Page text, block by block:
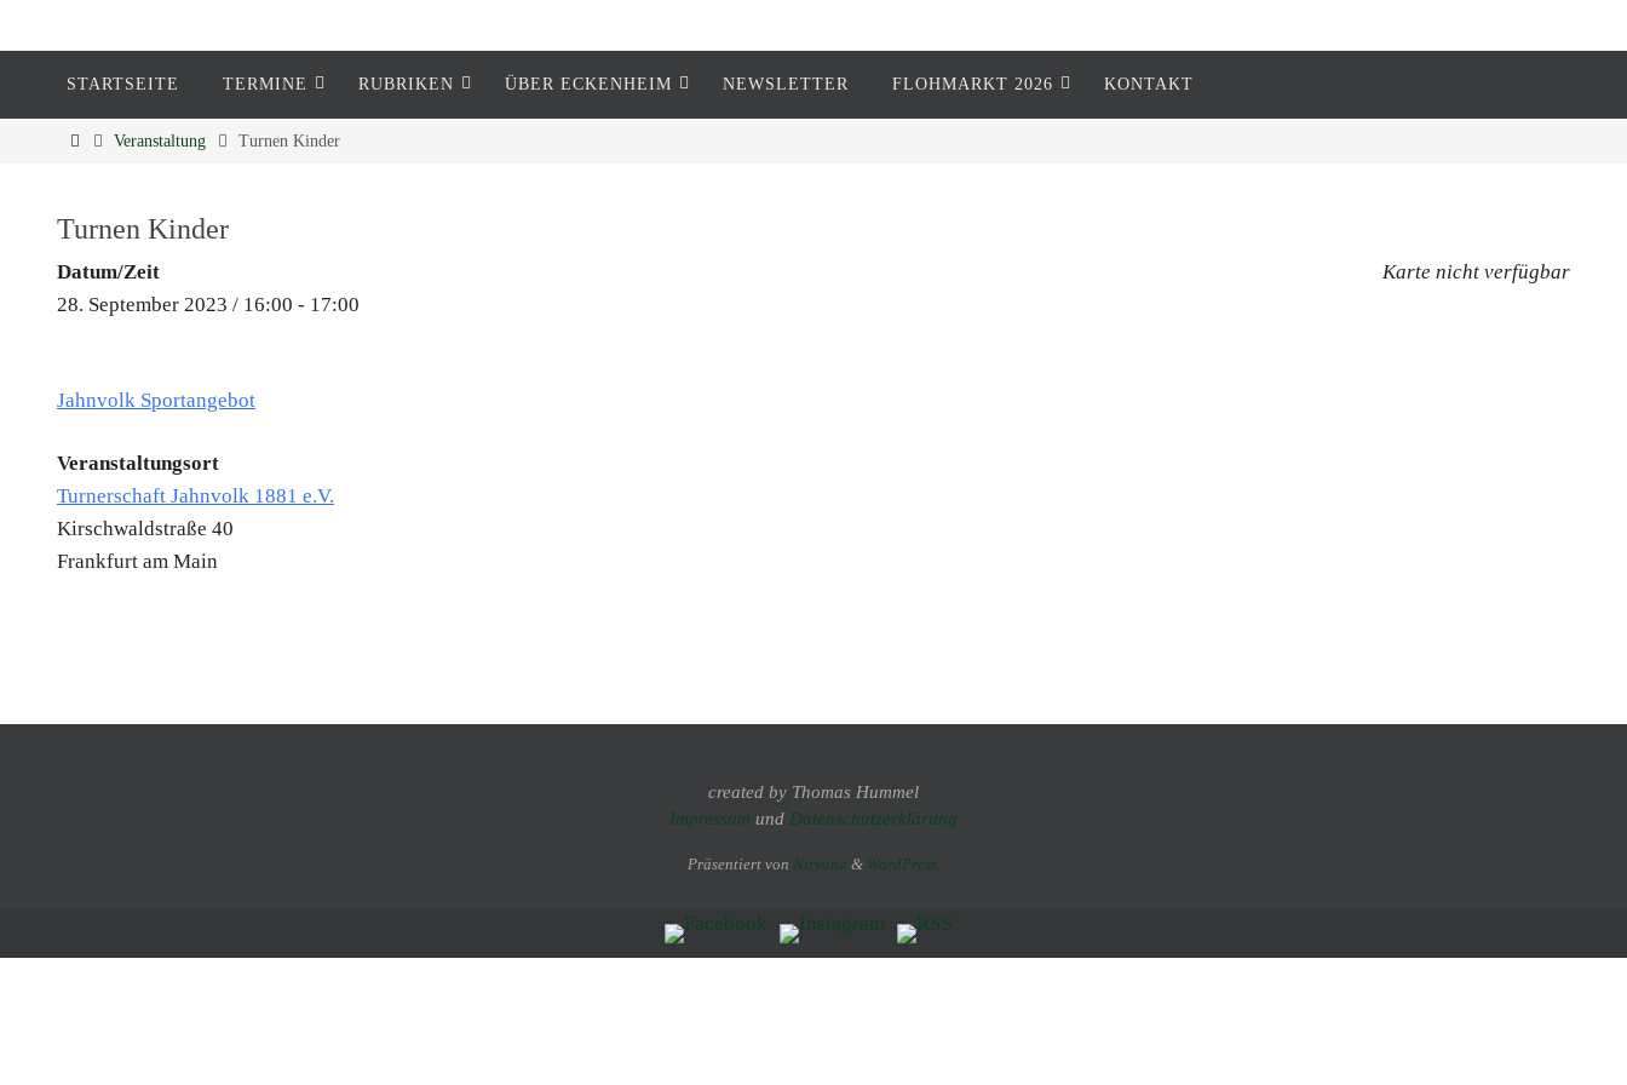
Eckenheim
STARTSEITE TERMINE RUBRIKEN ÜBER ECKENHEIM NEWSLETTER FLOHMARKT 2026 KONTAKT
Veranstaltung Turnen Kinder
Turnen Kinder
Karte nicht verfügbar
Datum/Zeit
28. September 2023 / 16:00 - 17:00
Jahnvolk Sportangebot
Veranstaltungsort
Turnerschaft Jahnvolk 1881 e.V.
Kirschwaldstraße 40
Frankfurt am Main
created by Thomas Hummel
Impressum und Datenschutzerklärung
Präsentiert von Nirvana & WordPress.